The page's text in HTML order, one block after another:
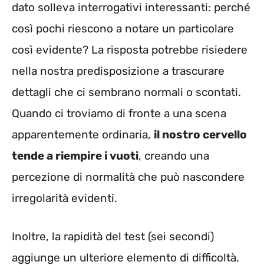
dato solleva interrogativi interessanti: perché
così pochi riescono a notare un particolare
così evidente? La risposta potrebbe risiedere
nella nostra predisposizione a trascurare
dettagli che ci sembrano normali o scontati.
Quando ci troviamo di fronte a una scena
apparentemente ordinaria, il nostro cervello
tende a riempire i vuoti, creando una
percezione di normalità che può nascondere
irregolarità evidenti.
Inoltre, la rapidità del test (sei secondi)
aggiunge un ulteriore elemento di difficoltà.